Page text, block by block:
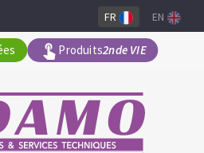
Produits2nde VIE
FR EN